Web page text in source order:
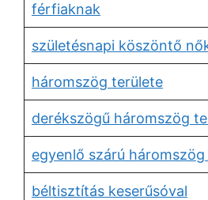
férfiaknak
születésnapi köszöntő
háromszög területe
derékszögű háromszög
egyenlő szárú
béltisztítás keserűsóval